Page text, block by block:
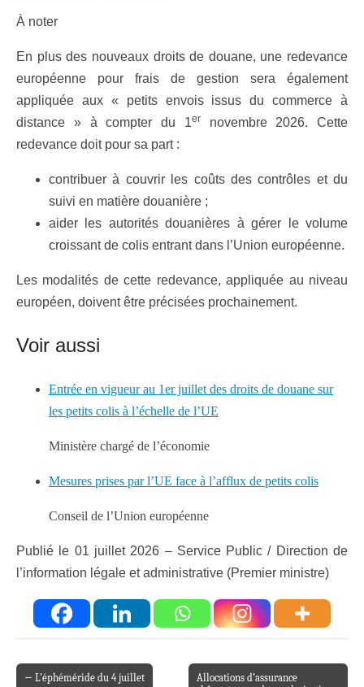
À noter
En plus des nouveaux droits de douane, une redevance
européenne pour frais de gestion sera également
appliquée aux « petits envois issus du commerce à
distance » à compter du 1er
novembre 2026. Cette
redevance doit pour sa part :
contribuer à couvrir les coûts des contrôles et du
suivi en matière douanière ;
aider les autorités douanières à gérer le volume
croissant de colis entrant dans l’Union européenne.
Les modalités de cette redevance, appliquée au niveau
européen, doivent être précisées prochainement.
Voir aussi
Entrée en vigueur au 1er juillet des droits de douane sur
les petits colis à l’échelle de l’UE
Ministère chargé de l’économie
Mesures prises par l’UE face à l’afflux de petits colis
Conseil de l’Union européenne
Publié le 01 juillet 2026 – Service Public / Direction de
l’information légale et administrative (Premier ministre)
← L’éphéméride du 4 juillet
Allocations d’assurance